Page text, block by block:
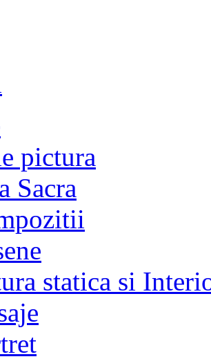
pictura
Sacra
statica si